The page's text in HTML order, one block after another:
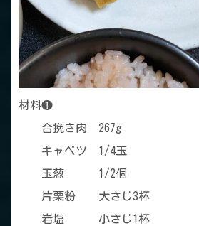
材料❶
合挽き肉 267g
キャベツ 1/4玉
玉葱 1/2個
片栗粉 大さじ3杯
岩塩 小さじ1杯